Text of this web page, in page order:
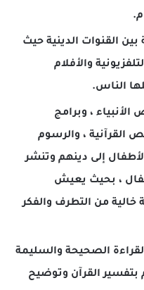
القنوات الدينية حيث
والأفلام
الناس.
، وبرامج
القرآنية ، والرسوم
إلى دينهم وتنشر
، بحيث يعيش
خالية من التطرف والفكر
الصحيحة والسليمة
بتفسير القرآن وتوضيح